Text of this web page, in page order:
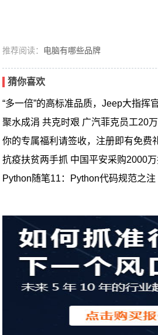
推荐阅读： 电脑有哪些品牌
猜你喜欢
“多一倍”的高标准品质，Jeep大指挥
聚水成涓 共克时艰 广汽菲克员工20
你的专属福利请签收，注册即有免费
抗疫扶贫两手抓 中国平安采购2000
Python随笔11：Python代码规范之注